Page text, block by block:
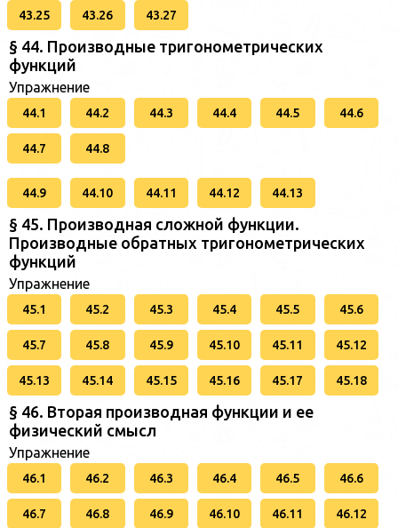
43.25 43.26 43.27
§ 44. Производные тригонометрических
функций
Упражнение
44.1 44.2 44.3 44.4 44.5 44.6
44.7 44.8
44.9 44.10 44.11 44.12 44.13
§ 45. Производная сложной функции.
Производные обратных тригонометрических
функций
Упражнение
45.1 45.2 45.3 45.4 45.5 45.6
45.7 45.8 45.9 45.10 45.11 45.12
45.13 45.14 45.15 45.16 45.17 45.18
§ 46. Вторая производная функции и ее
физический смысл
Упражнение
46.1 46.2 46.3 46.4 46.5 46.6
46.7 46.8 46.9 46.10 46.11 46.12